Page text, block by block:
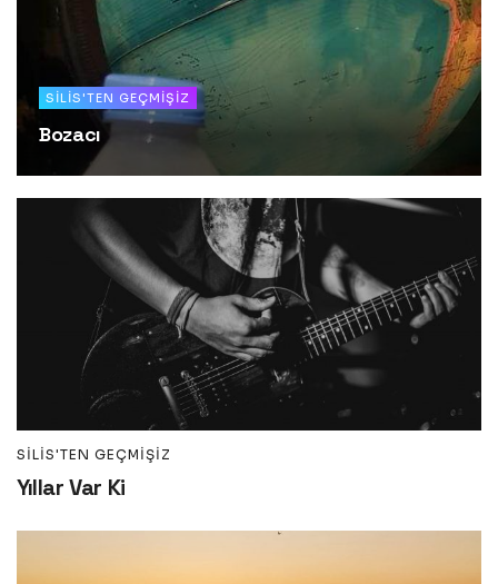
SILIS'TEN GEÇMIŞIZ
Bozacı
SILIS'TEN GEÇMIŞIZ
Yıllar Var Ki